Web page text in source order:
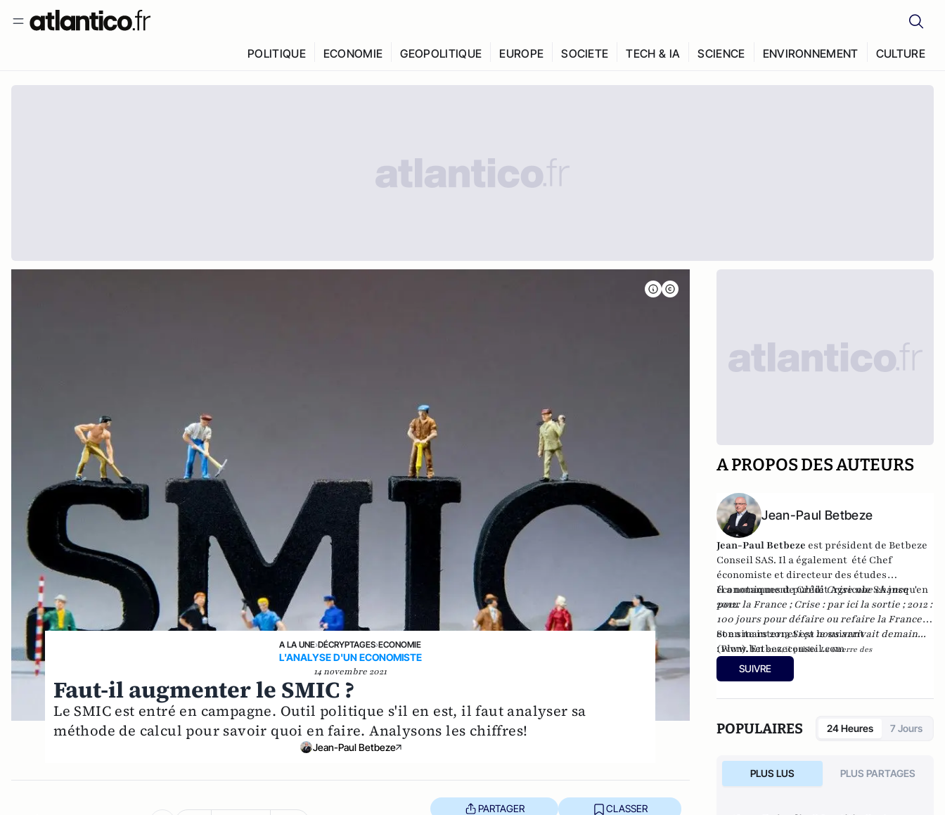
POLITIQUE ECONOMIE GEOPOLITIQUE EUROPE SOCIETE TECH & IA SCIENCE ENVIRONNEMENT CULTURE
A LA UNE›DÉCRYPTAGES›ECONOMIE
L'ANALYSE D'UN ECONOMISTE
14 novembre 2021
Faut-il augmenter le SMIC ?
Le SMIC est entré en campagne. Outil politique s'il en est, il faut analyser sa
méthode de calcul pour savoir quoi en faire. Analysons les chiffres!
Jean-Paul Betbeze
PARTAGER CLASSER
A PROPOS DES AUTEURS
Jean-Paul Betbeze
Jean-Paul Betbeze est président de Betbeze
Conseil SAS. Il a également été Chef
économiste et directeur des études
économiques de Crédit Agricole SA jusqu'en
2012.
Il a notamment publiéCrise une chance
pour la France ;Crise : par ici la sortie ;2012 :
100 jours pour défaire ou refaire la France,
et en mars 2013Si ça nous arrivait demain...
(Plon). En2016, il publieLa Guerre des
Mondialisations
France, ce malade imaginaire" chez le même
Son site internet est le suivant
:www.betbezeconseil.com
SUIVRE
POPULAIRES 24 Heures 7 Jours
PLUS LUS PLUS PARTAGES